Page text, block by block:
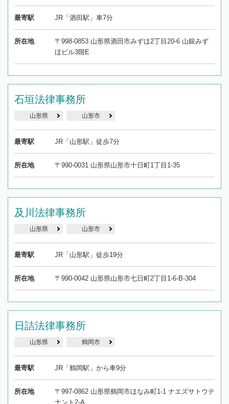
最寄駅 JR「酒田駅」車7分
所在地
〒998-0853 山形県酒田市みずほ2丁目20-6 山銀みず
ほビル3階E
石垣法律事務所
山形県 山形市
最寄駅 JR「山形駅」徒歩7分
所在地 〒990-0031 山形県山形市十日町1丁目1-35
及川法律事務所
山形県 山形市
最寄駅 JR「山形駅」徒歩19分
所在地 〒990-0042 山形県山形市七日町2丁目1-6-B-304
日詰法律事務所
山形県 鶴岡市
最寄駅 JR「鶴岡駅」から車9分
所在地
〒997-0862 山形県鶴岡市ほなみ町1-1 ナエズサトウテ
ナント2-A